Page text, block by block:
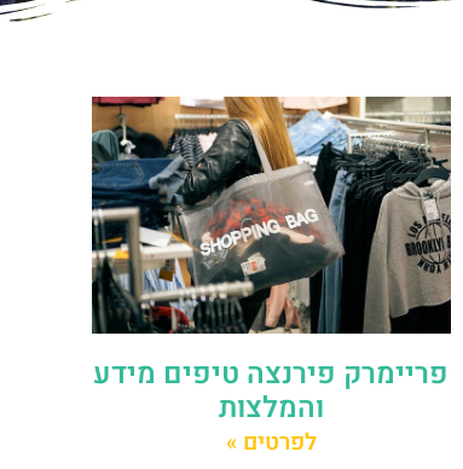
פריימרק פירנצה טיפים מידע
והמלצות
לפרטים »